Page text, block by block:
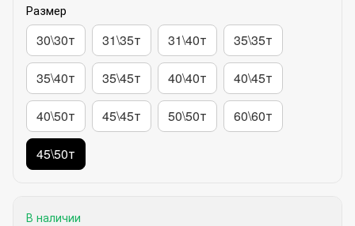
Размер
30\30т 31\35т 31\40т 35\35т
35\40т 35\45т 40\40т 40\45т
40\50т 45\45т 50\50т 60\60т
45\50т
В наличии